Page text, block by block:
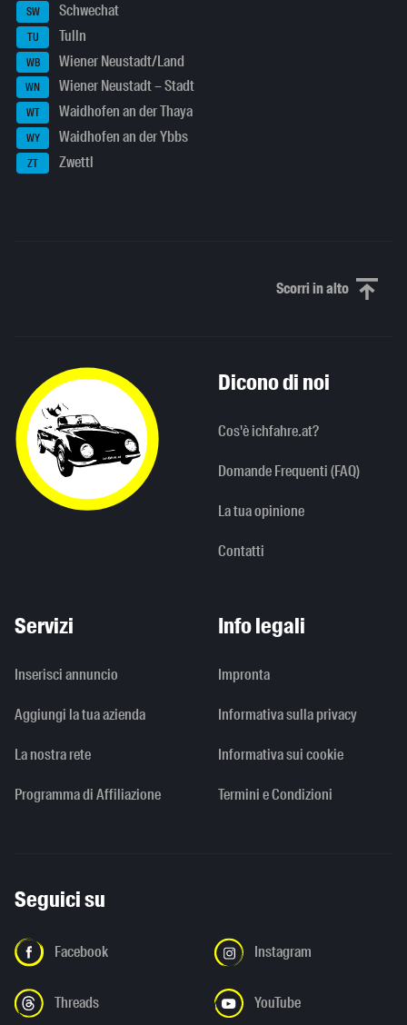
SW Schwechat
TU Tulln
WB Wiener Neustadt/Land
WN Wiener Neustadt – Stadt
WT Waidhofen an der Thaya
WY Waidhofen an der Ybbs
ZT Zwettl
Scorri in altoScorri in alto
Dicono di noi
Cos'è ichfahre.at?
Domande Frequenti (FAQ)
La tua opinione
Contatti
Servizi
Inserisci annuncio
Aggiungi la tua azienda
La nostra rete
Programma di Affiliazione
Info legali
Impronta
Informativa sulla privacy
Informativa sui cookie
Termini e Condizioni
Seguici su
Facebook Instagram
Threads YouTube